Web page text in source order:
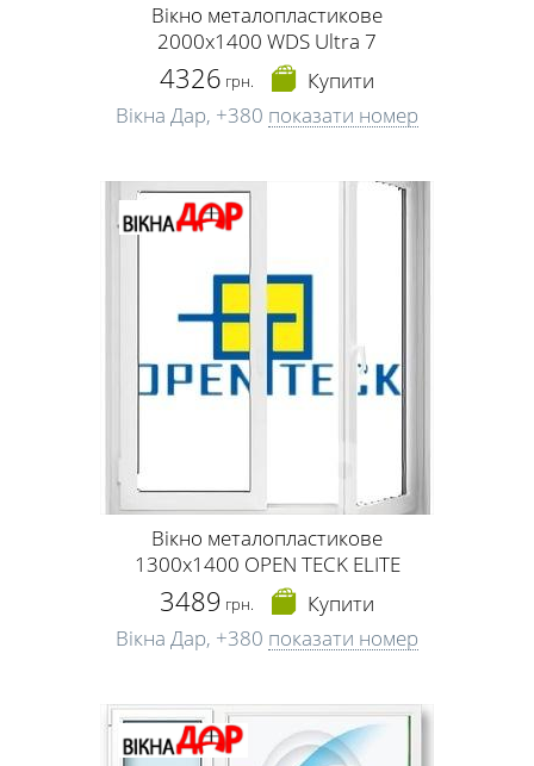
Вікно металопластикове
2000х1400 WDS Ultra 7
4326 грн.
Купити
Вікна Дар, +380 показати номер
Вікно металопластикове
1300х1400 OPEN TECK ELITE
3489 грн.
Купити
Вікна Дар, +380 показати номер